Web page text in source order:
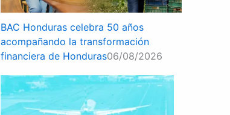
BAC Honduras celebra 50 años
acompañando la transformación
financiera de Honduras06/08/2026